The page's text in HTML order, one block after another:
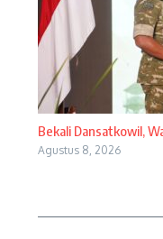
Bekali Dansatkowil,
Agustus 8, 2026